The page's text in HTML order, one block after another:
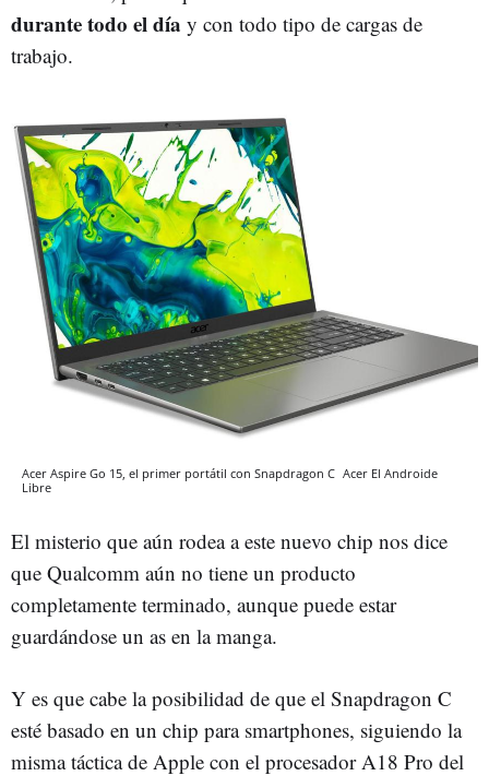
durante todo el día y con todo tipo de cargas de
trabajo.
Acer Aspire Go 15, el primer portátil con Snapdragon C Acer El Androide
Libre
El misterio que aún rodea a este nuevo chip nos dice
que Qualcomm aún no tiene un producto
completamente terminado, aunque puede estar
guardándose un as en la manga.
Y es que cabe la posibilidad de que el Snapdragon C
esté basado en un chip para smartphones, siguiendo la
misma táctica de Apple con el procesador A18 Pro del